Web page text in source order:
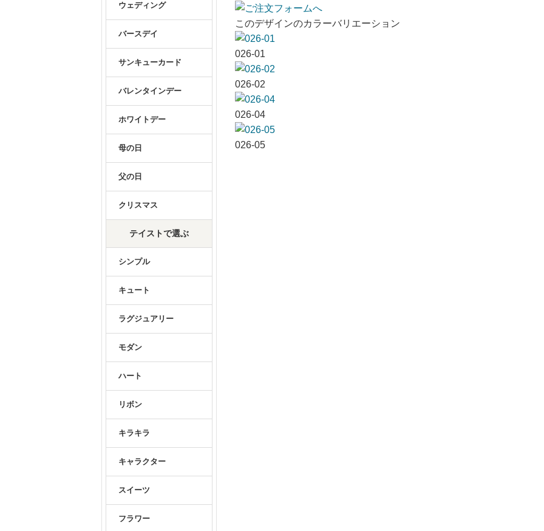
ウェディング
バースデイ
サンキューカード
バレンタインデー
ホワイトデー
母の日
父の日
クリスマス
テイストで選ぶ
シンプル
キュート
ラグジュアリー
モダン
ハート
リボン
キラキラ
キャラクター
スイーツ
フラワー
このデザインのカラーバリエーション
026-01
026-02
026-04
026-05